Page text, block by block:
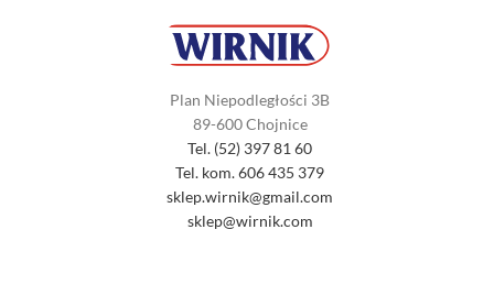
Plan Niepodległości 3B
89-600 Chojnice
Tel. (52) 397 81 60
Tel. kom. 606 435 379
sklep.wirnik@gmail.com
sklep@wirnik.com